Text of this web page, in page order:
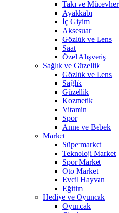
Takı ve Mücevher
Ayakkabı
İç Giyim
Aksesuar
Gözlük ve Lens
Saat
Özel Alışveriş
Sağlık ve Güzellik
Gözlük ve Lens
Sağlık
Güzellik
Kozmetik
Vitamin
Spor
Anne ve Bebek
Market
Süpermarket
Teknoloji Market
Spor Market
Oto Market
Evcil Hayvan
Eğitim
Hediye ve Oyuncak
Oyuncak